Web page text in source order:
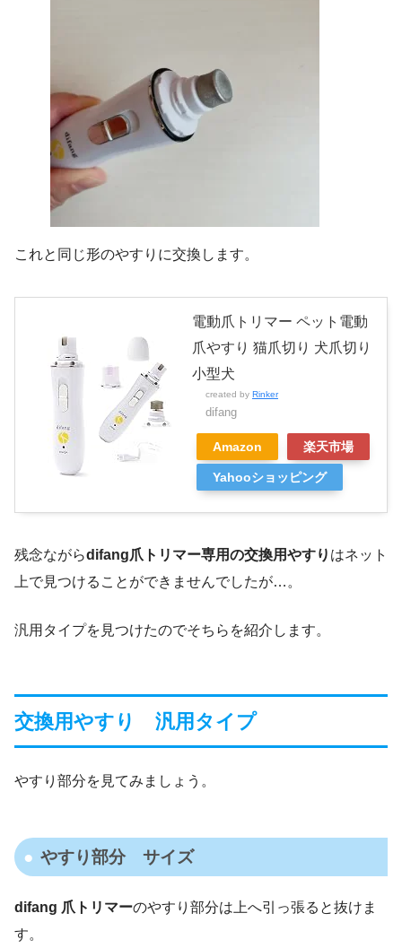
これと同じ形のやすりに交換します。
電動爪トリマー ペット電動
爪やすり 猫爪切り 犬爪切り
小型犬
created by Rinker
difang
Amazon 楽天市場
Yahooショッピング
残念ながらdifang爪トリマー専用の交換用やすり はネット
上で見つけることができませんでしたが…。
汎用タイプを見つけたのでそちらを紹介します。
交換用やすり 汎用タイプ
やすり部分を見てみましょう。
やすり部分 サイズ
difang 爪トリマーのやすり部分は上へ引っ張ると抜けま
す。